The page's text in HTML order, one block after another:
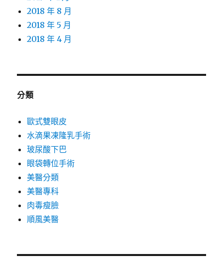
2018 年 8 月
2018 年 5 月
2018 年 4 月
分類
歐式雙眼皮
水滴果凍隆乳手術
玻尿酸下巴
眼袋轉位手術
美醫分類
美醫專科
肉毒瘦臉
順風美醫